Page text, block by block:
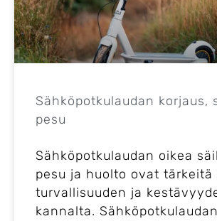
Sähköpotkulaudan korjaus,
pesu
Sähköpotkulaudan oikea
pesu ja huolto ovat tärkeitä
turvallisuuden ja
kannalta.